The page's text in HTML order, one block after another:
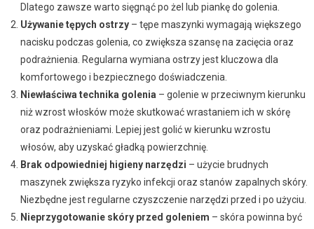
Dlatego zawsze warto sięgnąć po żel lub piankę do golenia.
Używanie tępych ostrzy– tępe maszynki wymagają większego
nacisku podczas golenia, co zwiększa szansę na zacięcia oraz
podrażnienia. Regularna wymiana ostrzy jest kluczowa dla
komfortowego i bezpiecznego doświadczenia.
Niewłaściwa technika golenia – golenie w przeciwnym kierunku
niż wzrost włosków może skutkować wrastaniem ich w skórę
oraz podrażnieniami. Lepiej jest golić w kierunku wzrostu
włosów, aby uzyskać gładką powierzchnię.
Brak odpowiedniej higieny narzędzi – użycie brudnych
maszynek zwiększa ryzyko infekcji oraz stanów zapalnych skóry.
Niezbędne jest regularne czyszczenie narzędzi przed i po użyciu.
Nieprzygotowanie skóry przed goleniem – skóra powinna być